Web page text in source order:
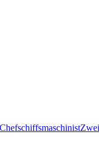
Chefschiffsmaschinist